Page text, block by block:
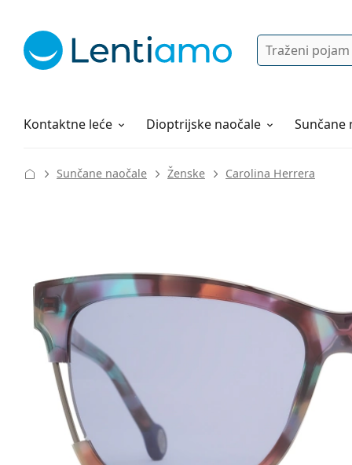
Pretraga
Kontaktne leće
Otopine za leće Dioptrijske naočale Sunčane
Sve o kupovini
Sunčane naočale Ženske Carolina Herrera
43 mm
Visina leće Širina leće